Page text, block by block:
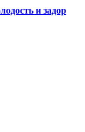
и задор